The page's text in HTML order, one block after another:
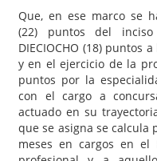
Que, en ese marco se
(22) puntos del
DIECIOCHO (18) puntos
y en el ejercicio de la
puntos por la
con el cargo a
actuado en su
que se asigna se calcula
meses en cargos en